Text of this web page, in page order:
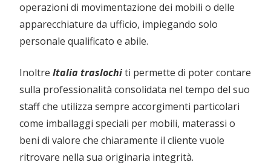
operazioni di movimentazione dei mobili o delle
apparecchiature da ufficio, impiegando solo
personale qualificato e abile.
Inoltre Italia traslochiti permette di poter contare
sulla professionalità consolidata nel tempo del suo
staff che utilizza sempre accorgimenti particolari
come imballaggi speciali per mobili, materassi o
beni di valore che chiaramente il cliente vuole
ritrovare nella sua originaria integrità.